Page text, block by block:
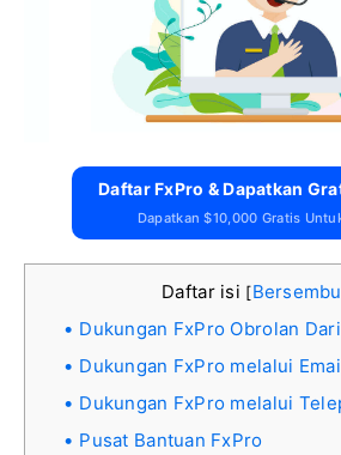
Daftar FxPro & Dapatkan
Dapatkan $10,000 Gratis
Daftar isi [
Dukungan FxPro Obrolan
Dukungan FxPro melalui
Dukungan FxPro melalui
Pusat Bantuan FxPro